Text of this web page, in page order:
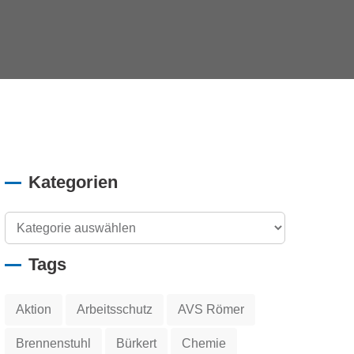
Kategorien
Tags
Aktion Arbeitsschutz AVS Römer
Brennenstuhl Bürkert Chemie